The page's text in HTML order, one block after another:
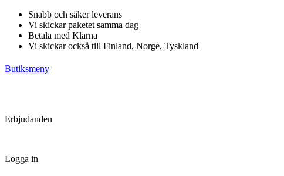
Hoppa
innehåll
Snabb och säker leverans
Vi skickar paketet samma dag
Betala med Klarna
Vi skickar också till Finland, Norge, Tyskland
Butiksmeny
Erbjudanden
Logga in